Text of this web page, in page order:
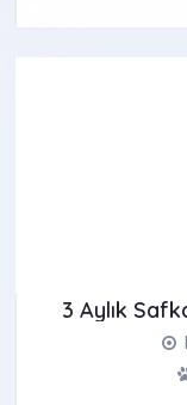
3 Aylık